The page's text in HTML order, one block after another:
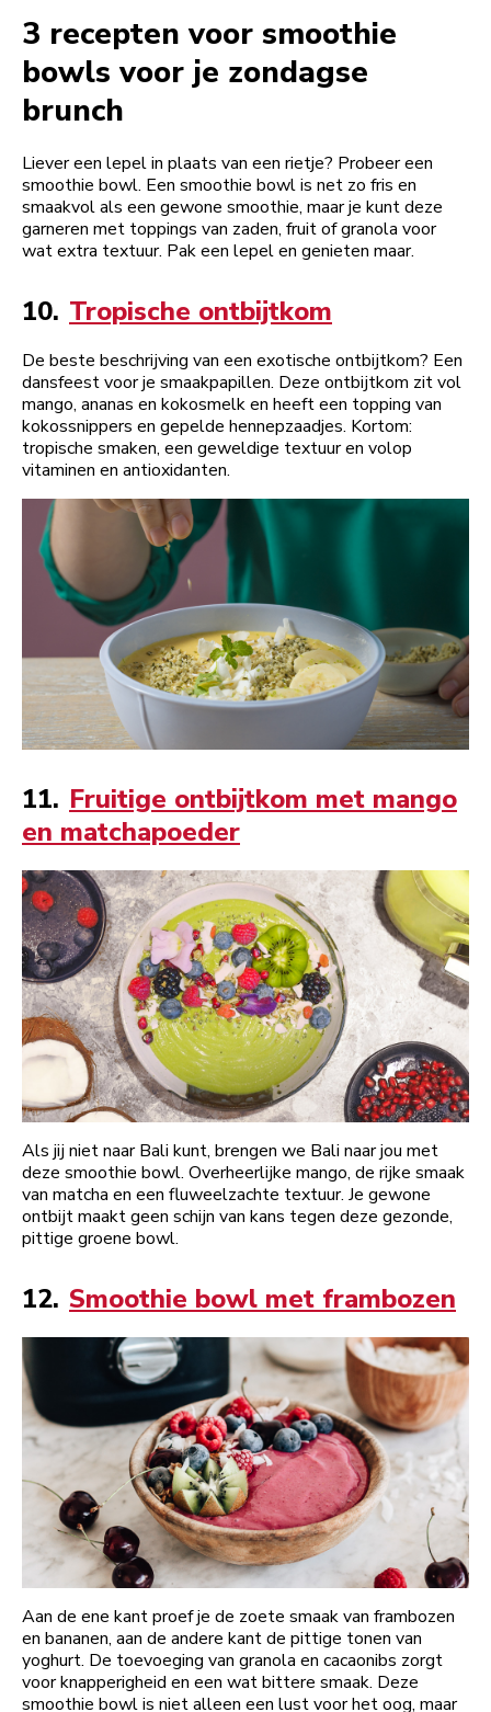
3 recepten voor smoothie
bowls voor je zondagse
brunch
Liever een lepel in plaats van een rietje? Probeer een
smoothie bowl. Een smoothie bowl is net zo fris en
smaakvol als een gewone smoothie, maar je kunt deze
garneren met toppings van zaden, fruit of granola voor
wat extra textuur. Pak een lepel en genieten maar.
10. Tropische ontbijtkom
De beste beschrijving van een exotische ontbijtkom? Een
dansfeest voor je smaakpapillen. Deze ontbijtkom zit vol
mango, ananas en kokosmelk en heeft een topping van
kokossnippers en gepelde hennepzaadjes. Kortom:
tropische smaken, een geweldige textuur en volop
vitaminen en antioxidanten.
11. Fruitige ontbijtkom met mango
en matchapoeder
Als jij niet naar Bali kunt, brengen we Bali naar jou met
deze smoothie bowl. Overheerlijke mango, de rijke smaak
van matcha en een fluweelzachte textuur. Je gewone
ontbijt maakt geen schijn van kans tegen deze gezonde,
pittige groene bowl.
12. Smoothie bowl met frambozen
Aan de ene kant proef je de zoete smaak van frambozen
en bananen, aan de andere kant de pittige tonen van
yoghurt. De toevoeging van granola en cacaonibs zorgt
voor knapperigheid en een wat bittere smaak. Deze
smoothie bowl is niet alleen een lust voor het oog, maar